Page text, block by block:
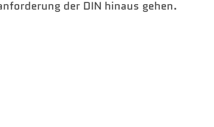
der DIN hinaus gehen.